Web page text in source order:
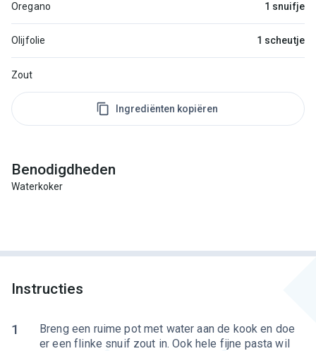
Oregano 1 snuifje
Olijfolie 1 scheutje
Zout
Ingrediënten kopiëren
Benodigdheden
Waterkoker
Instructies
1
Breng een ruime pot met water aan de kook en doe
er een flinke snuif zout in. Ook hele fijne pasta wil